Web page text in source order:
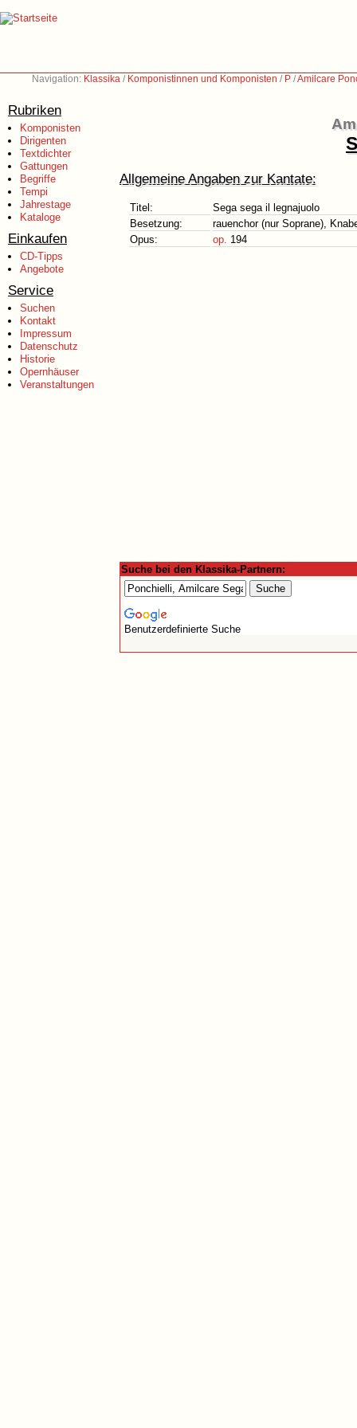
Navigation: Klassika / Komponistinnen und Komponisten / P /Amilcare
Rubriken
Komponisten
Dirigenten
Textdichter
Gattungen
Begriffe
Tempi
Jahrestage
Kataloge
Einkaufen
CD-Tipps
Angebote
Service
Suchen
Kontakt
Impressum
Datenschutz
Historie
Opernhäuser
Veranstaltungen
Allgemeine Angaben zur Kantate:
Titel:
Sega sega il legnajuolo
Besetzung:
rauenchor (nur Soprane),
Opus:
op. 194
Suche bei den Klassika-Partnern:
Benutzerdefinierte Suche